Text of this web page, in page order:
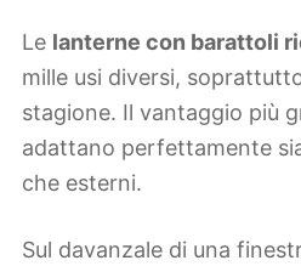
Le lanterne con barattoli
mille usi diversi,
stagione. Il vantaggio più
adattano perfettamente
che esterni.
Sul davanzale di una